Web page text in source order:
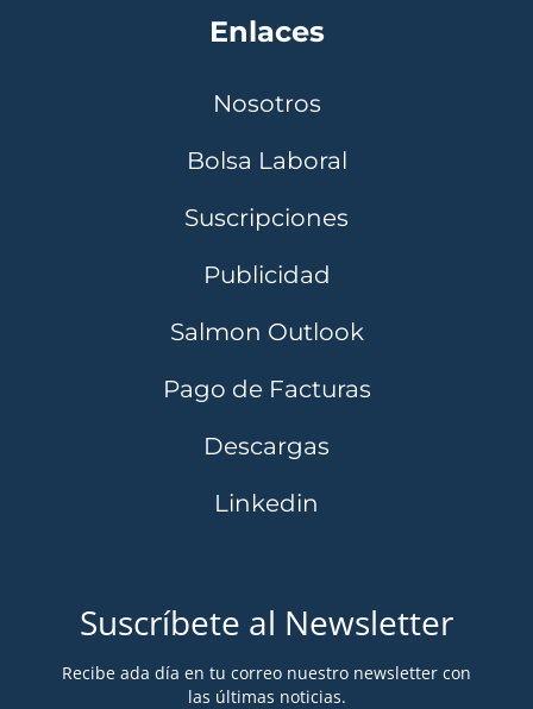
Enlaces
Nosotros
Bolsa Laboral
Suscripciones
Publicidad
Salmon Outlook
Pago de Facturas
Descargas
Linkedin
Suscríbete al Newsletter
Recibe ada día en tu correo nuestro newsletter con
las últimas noticias.